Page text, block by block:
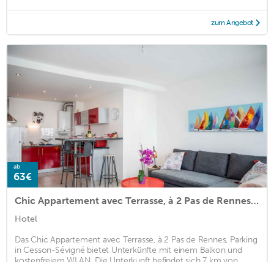
zum Angebot
ab
63€
Chic Appartement avec Terrasse, à 2 Pas de Rennes, Parking
Hotel
Das Chic Appartement avec Terrasse, à 2 Pas de Rennes, Parking
in Cesson-Sévigné bietet Unterkünfte mit einem Balkon und